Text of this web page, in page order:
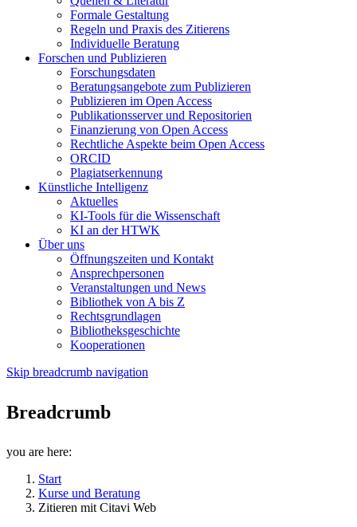
Formale Gestaltung
Regeln und Praxis des Zitierens
Individuelle Beratung
Forschen und Publizieren
Forschungsdaten
Beratungsangebote zum Publizieren
Publizieren im Open Access
Publikationsserver und Repositorien
Finanzierung von Open Access
Rechtliche Aspekte beim Open Access
ORCID
Plagiatserkennung
Künstliche Intelligenz
Aktuelles
KI-Tools für die Wissenschaft
KI an der HTWK
Über uns
Öffnungszeiten und Kontakt
Ansprechpersonen
Veranstaltungen und News
Bibliothek von A bis Z
Rechtsgrundlagen
Bibliotheksgeschichte
Kooperationen
Skip breadcrumb navigation
Breadcrumb
you are here:
Start
Kurse und Beratung
Zitieren mit Citavi Web